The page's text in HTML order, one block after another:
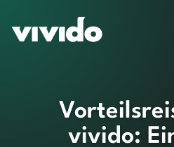
vivido: